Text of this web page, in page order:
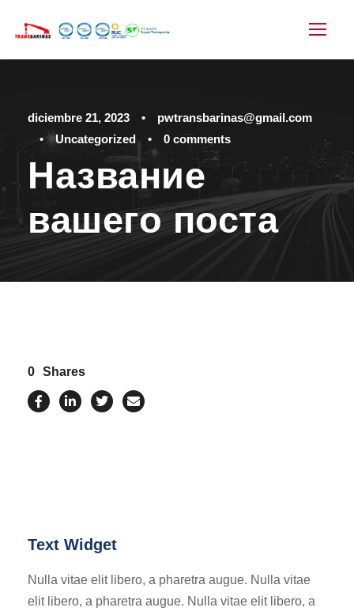
diciembre 21, 2023 •
pwtransbarinas@gmail.com
•
Uncategorized • 0 comments
Название
вашего поста
0 Shares
Text Widget
Nulla vitae elit libero, a pharetra augue. Nulla vitae
elit libero, a pharetra augue. Nulla vitae elit libero, a